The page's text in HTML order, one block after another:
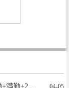
04-05